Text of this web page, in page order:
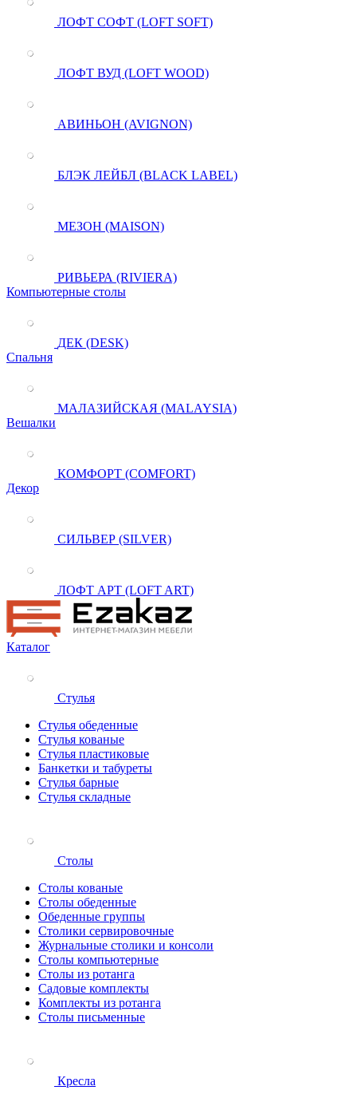
ЛОФТ СОФТ (LOFT SOFT)
ЛОФТ ВУД (LOFT WOOD)
АВИНЬОН (AVIGNON)
БЛЭК ЛЕЙБЛ (BLACK LABEL)
МЕЗОН (MAISON)
РИВЬЕРА (RIVIERA)
Компьютерные столы
ДЕК (DESK)
Спальня
МАЛАЗИЙСКАЯ (MALAYSIA)
Вешалки
КОМФОРТ (COMFORT)
Декор
СИЛЬВЕР (SILVER)
ЛОФТ АРТ (LOFT ART)
Каталог
Стулья
Стулья обеденные
Стулья кованые
Стулья пластиковые
Банкетки и табуреты
Стулья барные
Стулья складные
Столы
Столы кованые
Столы обеденные
Обеденные группы
Столики сервировочные
Журнальные столики и консоли
Столы компьютерные
Столы из ротанга
Садовые комплекты
Комплекты из ротанга
Столы письменные
Кресла